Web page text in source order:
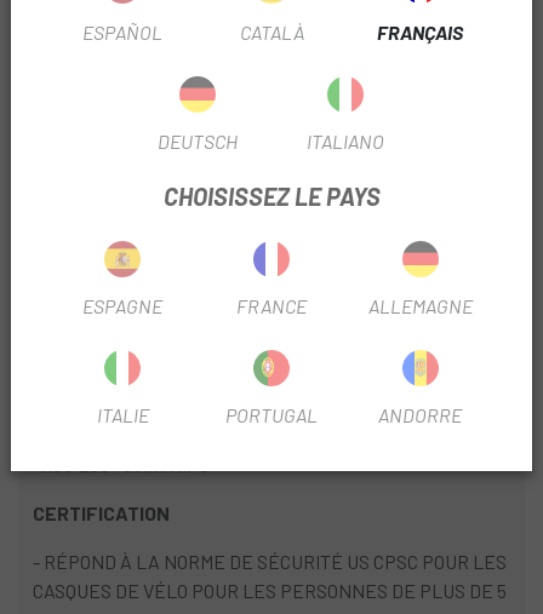
contre certains impacts.
GESTION DES IMPACTS
- CAGE À ROULEAU SL DE RENFORT THERMOFORMÉ
VENTILATION
- 19 ÉVENTS ET CANALISATIONS INTERNES PROFONDES
SYSTÈME DE RÉGLAGE
CERTIFICATION
- RÉPOND À LA NORME DE SÉCURITÉ US CPSC POUR LES
CASQUES DE VÉLO POUR LES PERSONNES DE PLUS DE 5
ESPAÑOL CATALÀ FRANÇAIS
DEUTSCH ITALIANO
CHOISISSEZ LE PAYS
ESPAGNE FRANCE ALLEMAGNE
ITALIE PORTUGAL ANDORRE